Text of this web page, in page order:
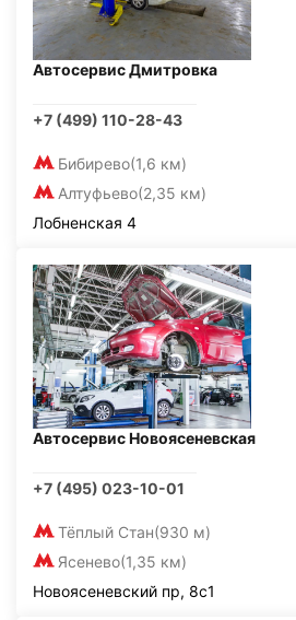
Автосервис Дмитровка
+7 (499) 110-28-43
Бибирево(1,6 км)
Алтуфьево(2,35 км)
Лобненская 4
Автосервис Новоясеневская
+7 (495) 023-10-01
Тёплый Стан(930 м)
Ясенево(1,35 км)
Новоясеневский пр, 8с1